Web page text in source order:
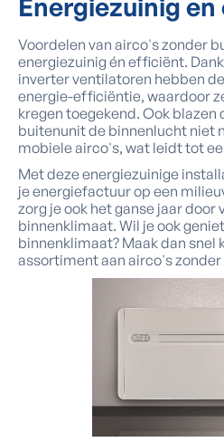
Energiezuinig en
Voordelen van airco's zonder
energiezuinig én efficiënt.
inverter ventilatoren hebben
energie-efficiëntie, waardoor
kregen toegekend. Ook blazen
buitenunit de binnenlucht niet
mobiele airco's, wat leidt tot
Met deze energiezuinige
je energiefactuur op een
zorg je ook het ganse jaar door
binnenklimaat. Wil je ook
binnenklimaat? Maak dan snel
assortiment aan airco's